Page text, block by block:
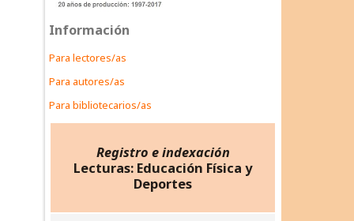
Información
Para lectores/as
Para autores/as
Para bibliotecarios/as
Registro e indexación
Lecturas: Educación Física y
Deportes